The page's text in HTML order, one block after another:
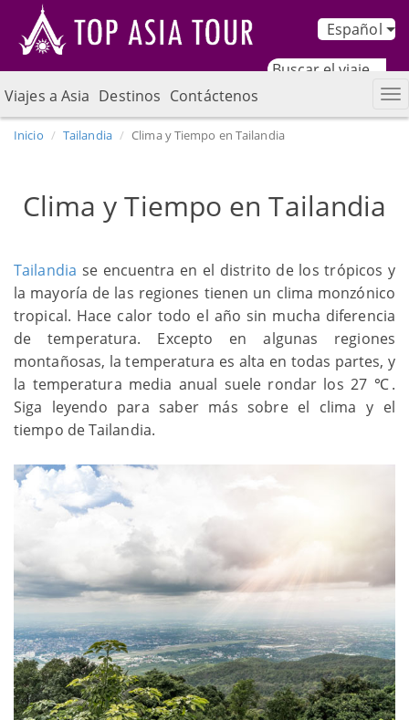
Español
Viajes a Asia Destinos Contáctenos
Inicio Tailandia Clima y Tiempo en Tailandia
Clima y Tiempo en Tailandia
Tailandia se encuentra en el distrito de los trópicos y
la mayoría de las regiones tienen un clima monzónico
tropical. Hace calor todo el año sin mucha diferencia
de temperatura. Excepto en algunas regiones
montañosas, la temperatura es alta en todas partes, y
la temperatura media anual suele rondar los 27 ℃.
Siga leyendo para saber más sobre el clima y el
tiempo de Tailandia.